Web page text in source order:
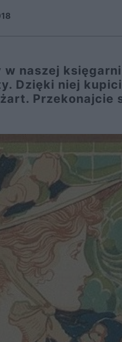
w naszej
Dzięki niej
Przekonajcie